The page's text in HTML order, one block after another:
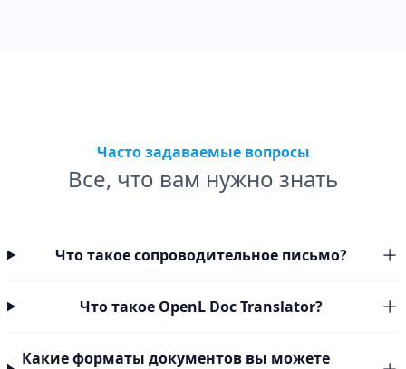
Часто задаваемые вопросы
Все, что вам нужно знать
Что такое сопроводительное письмо?
Что такое OpenL Doc Translator?
Какие форматы документов вы можете